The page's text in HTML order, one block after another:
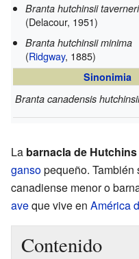
Branta hutchinsii taverneri
(Delacour, 1951)
Branta hutchinsii minima
(Ridgway, 1885)
Sinonimia
Branta canadensis
La barnacla de Hutchins
gansopequeño.
canadiense menor o
aveque vive en América
Contenido